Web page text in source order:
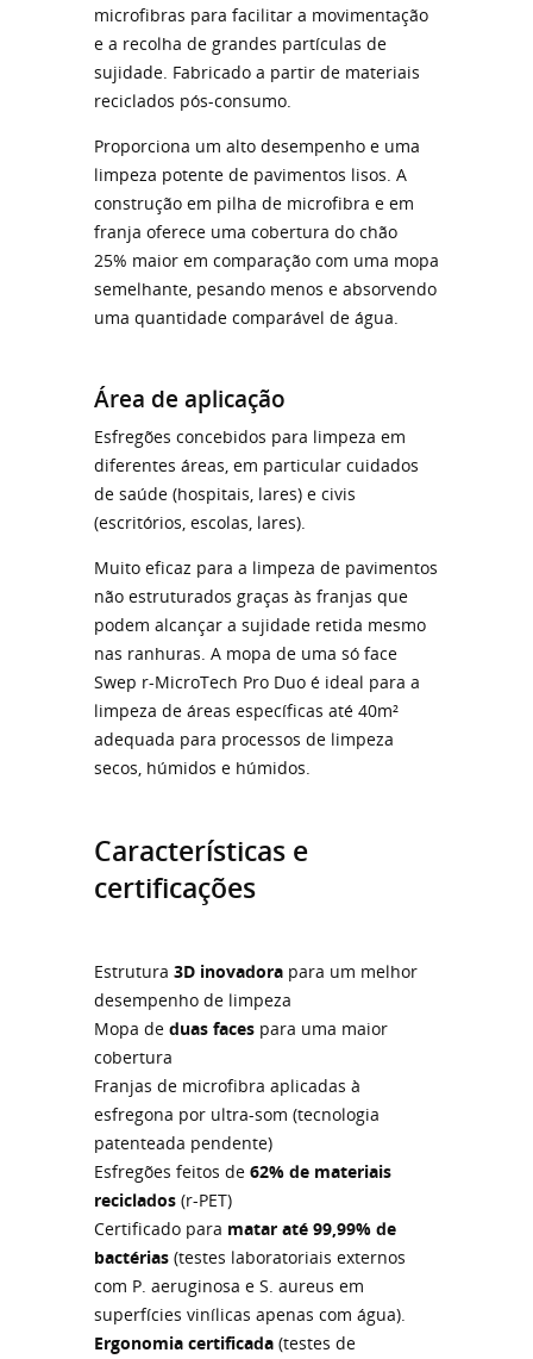
microfibras para facilitar a movimentação
e a recolha de grandes partículas de
sujidade. Fabricado a partir de materiais
reciclados pós-consumo.
Proporciona um alto desempenho e uma
limpeza potente de pavimentos lisos. A
construção em pilha de microfibra e em
franja oferece uma cobertura do chão
25% maior em comparação com uma mopa
semelhante, pesando menos e absorvendo
uma quantidade comparável de água.
Área de aplicação
Esfregões concebidos para limpeza em
diferentes áreas, em particular cuidados
de saúde (hospitais, lares) e civis
(escritórios, escolas, lares).
Muito eficaz para a limpeza de pavimentos
não estruturados graças às franjas que
podem alcançar a sujidade retida mesmo
nas ranhuras. A mopa de uma só face
Swep r-MicroTech Pro Duo é ideal para a
limpeza de áreas específicas até 40m²
adequada para processos de limpeza
secos, húmidos e húmidos.
Características e
certificações
Estrutura 3D inovadora para um melhor
desempenho de limpeza
Mopa de duas faces para uma maior
cobertura
Franjas de microfibra aplicadas à
esfregona por ultra-som (tecnologia
patenteada pendente)
Esfregões feitos de 62% de materiais
reciclados (r-PET)
Certificado para matar até 99,99% de
bactérias (testes laboratoriais externos
com P. aeruginosa e S. aureus em
superfícies vinílicas apenas com água).
Ergonomia certificada (testes de